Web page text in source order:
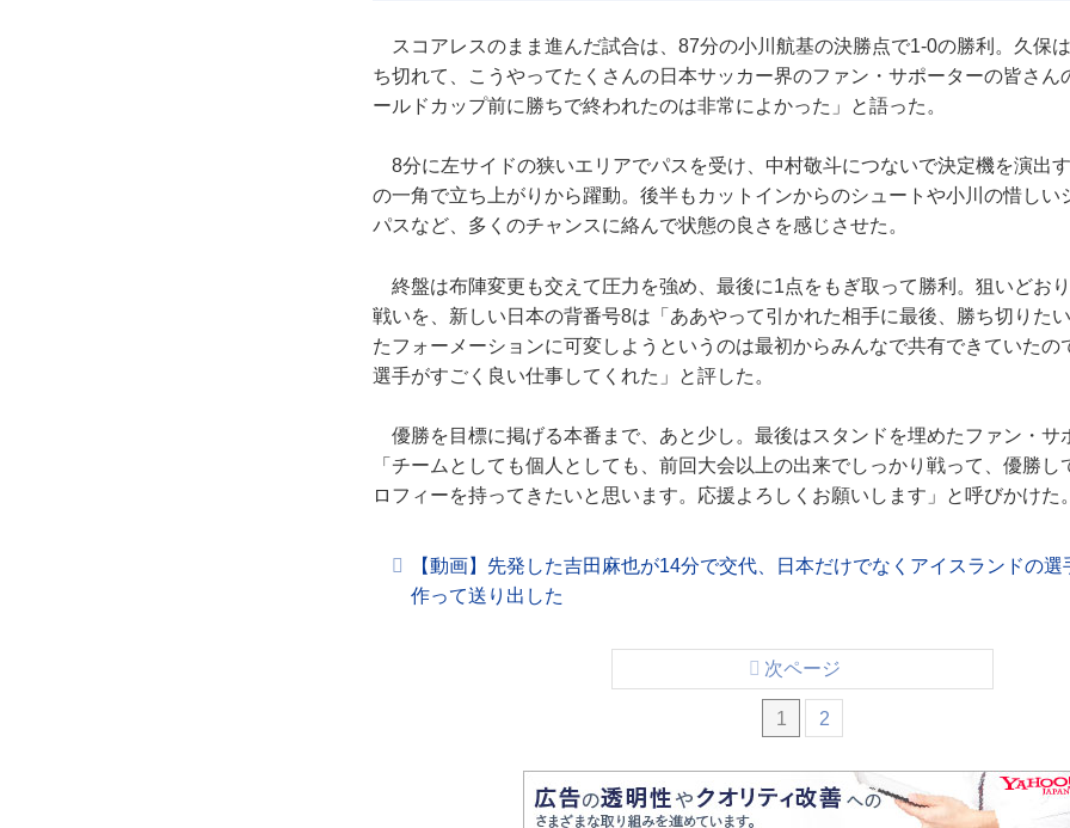
スコアレスのまま進んだ試合は、87分の小川航基の決勝点で1-0の勝利。久保
ち切れて、こうやってたくさんの日本サッカー界のファン・サポーターの皆さん
ールドカップ前に勝ちで終われたのは非常によかった」と語った。
8分に左サイドの狭いエリアでパスを受け、中村敬斗につないで決定機を演出
の一角で立ち上がりから躍動。後半もカットインからのシュートや小川の惜しい
パスなど、多くのチャンスに絡んで状態の良さを感じさせた。
終盤は布陣変更も交えて圧力を強め、最後に1点をもぎ取って勝利。狙いどお
戦いを、新しい日本の背番号8は「ああやって引かれた相手に最後、勝ち切りた
たフォーメーションに可変しようというのは最初からみんなで共有できていたの
選手がすごく良い仕事してくれた」と評した。
優勝を目標に掲げる本番まで、あと少し。最後はスタンドを埋めたファン・サ
「チームとしても個人としても、前回大会以上の出来でしっかり戦って、優勝し
ロフィーを持ってきたいと思います。応援よろしくお願いします」と呼びかけた。
【動画】先発した吉田麻也が14分で交代、日本だけでなくアイスランドの選
作って送り出した
1 2
次ページ